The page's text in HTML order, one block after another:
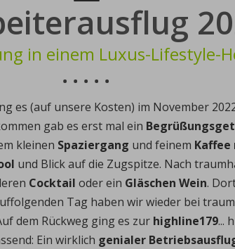
in einem Luxus-Lifestyle-
es (auf unsere Kosten) im November
gab es erst mal ein
kleinen Spaziergang und feinem Kaffee
und Blick auf die Zugspitze. Nach
Cocktail oder ein Gläschen Wein.
Tag haben wir wieder bei
dem Rückweg ging es zur highline179...
Ein wirklich genialer